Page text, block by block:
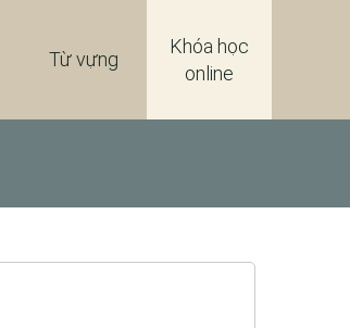
Khóa học
online
Từ vựng